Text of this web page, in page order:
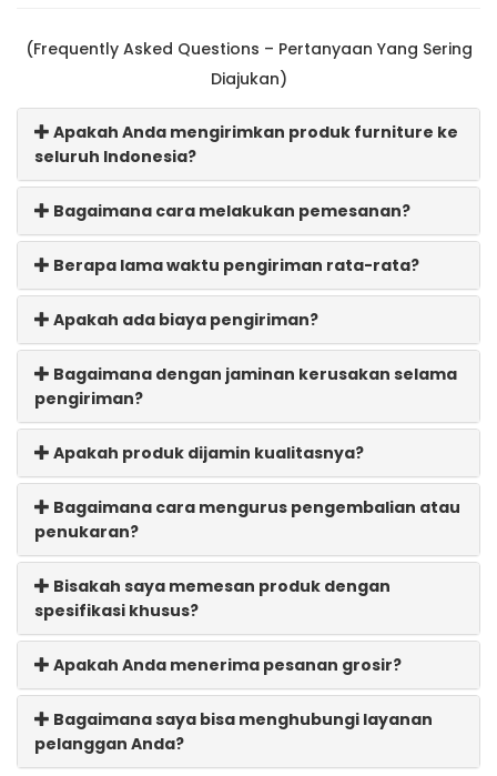
(Frequently Asked Questions – Pertanyaan Yang Sering
Diajukan)
Apakah Anda mengirimkan produk furniture ke
seluruh Indonesia?
Bagaimana cara melakukan pemesanan?
Berapa lama waktu pengiriman rata-rata?
Apakah ada biaya pengiriman?
Bagaimana dengan jaminan kerusakan selama
pengiriman?
Apakah produk dijamin kualitasnya?
Bagaimana cara mengurus pengembalian atau
penukaran?
Bisakah saya memesan produk dengan
spesifikasi khusus?
Apakah Anda menerima pesanan grosir?
Bagaimana saya bisa menghubungi layanan
pelanggan Anda?